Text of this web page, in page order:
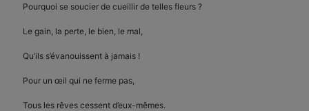
Pourquoi se soucier de cueillir de telles fleurs ?
Le gain, la perte, le bien, le mal,
Qu’ils s’évanouissent à jamais !
Pour un œil qui ne ferme pas,
Tous les rêves cessent d’eux-mêmes.